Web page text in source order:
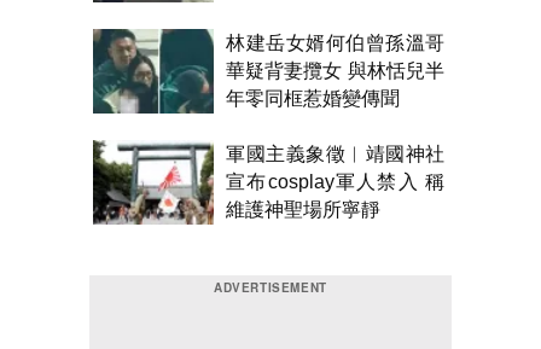
林建岳女婿何伯曾孫溫哥
華疑背妻攬女 與林恬兒半
年零同框惹婚變傳聞
軍國主義象徵︱靖國神社
宣布cosplay軍人禁入 稱
維護神聖場所寧靜